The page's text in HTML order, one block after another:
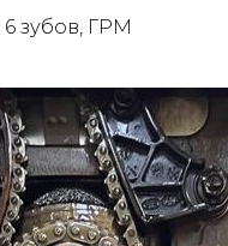
зубов, ГРМ